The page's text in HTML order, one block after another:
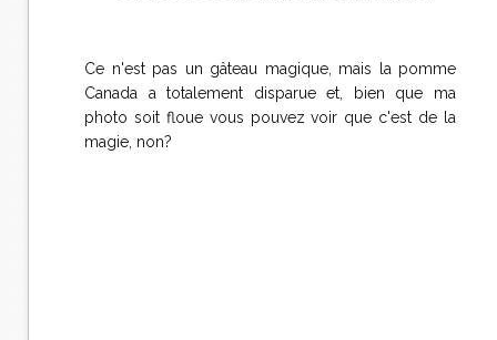
Ce n'est pas un gâteau magique, mais la pomme
Canada a totalement disparue et, bien que ma
photo soit floue vous pouvez voir que c'est de la
magie, non?